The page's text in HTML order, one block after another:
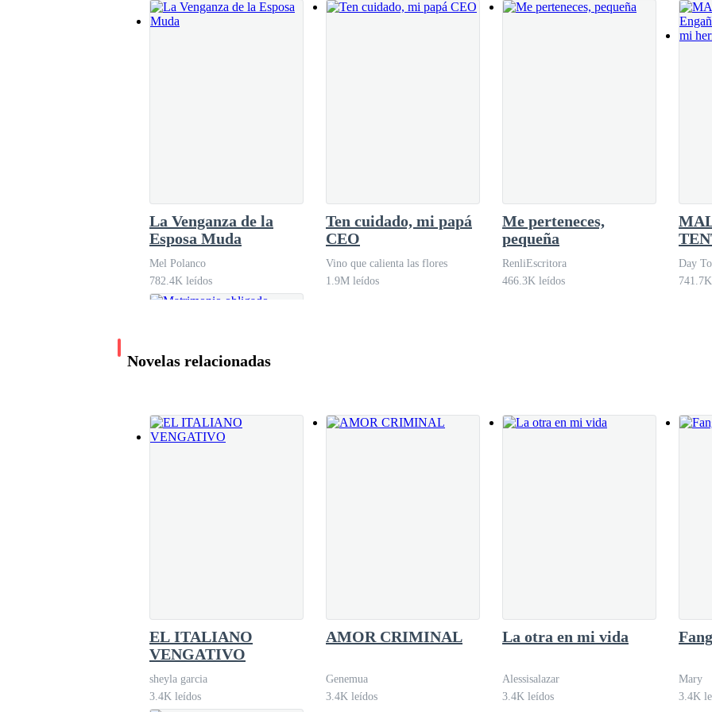
La Venganza de la
Esposa Muda
Mel Polanco
782.4K leídos
Ten cuidado, mi papá
CEO
Vino que calienta las flores
1.9M leídos
Me perteneces,
pequeña
RenliEscritora
466.3K leídos
Day
Novelas relacionadas
EL ITALIANO
VENGATIVO
sheyla garcia
3.4K leídos
AMOR CRIMINAL
Genemua
3.4K leídos
La otra en mi vida
Alessisalazar
3.4K leídos
Mary
3.4K